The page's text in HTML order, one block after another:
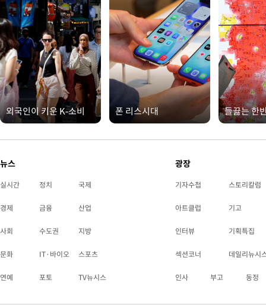
외국인이 키운 K-소비 폰 리스시대 들끓는 한
뉴스
실시간 정치 국제
경제 금융 산업
사회 수도권 지방
문화 IT·바이오 스포츠
연예 포토 TV뉴시스
광장
기자수첩 스토리칼럼
아트클럽 기고
인터뷰 기획특집
섹션코너 데일리뉴시
인사 부고 동정